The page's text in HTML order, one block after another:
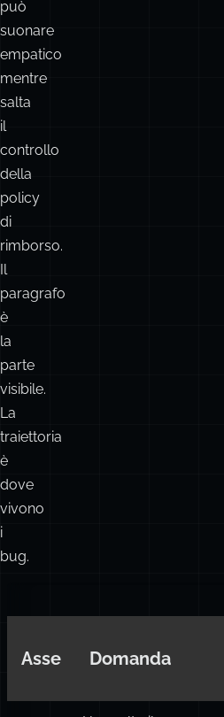
può
suonare
empatico
mentre
salta
il
controllo
della
policy
di
rimborso.
Il
paragrafo
è
la
parte
visibile.
La
traiettoria
è
dove
vivono
i
bug.
Asse Domanda